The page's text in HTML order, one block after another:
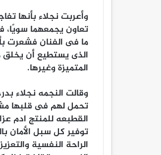
وأعربت نجلاء بأنها
تعاون يجمعهما سويًا،
ما فى الفنان فشعرت
الذى يستطيع أن يخلق
المتميزة وغيرها.
وقالت النجمه نجلاء
تحمل لهم فى قلبها
القطبعه للمنتج ادم
توفير كل سبل الأمان
الراحة النفسية